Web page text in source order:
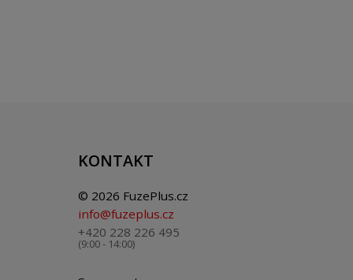
KONTAKT
© 2026 FuzePlus.cz
info@fuzeplus.cz
+420 228 226 495
(9:00 - 14:00)